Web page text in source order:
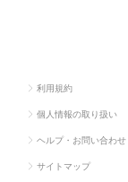
利用規約
個人情報の取り扱い
ヘルプ・お問い合わせ
サイトマップ